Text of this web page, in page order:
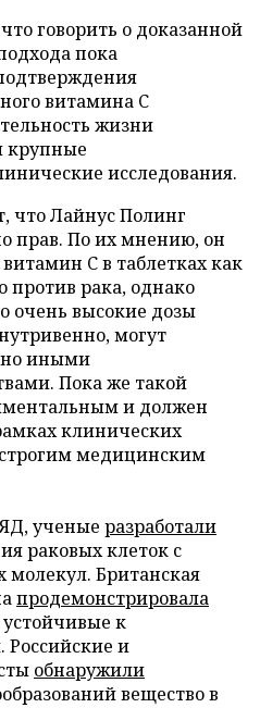
говорить о доказанной
пока
витамина C
жизни
крупные
исследования.
что Лайнус Полинг
прав. По их мнению, он
C в таблетках как
против рака, однако
очень высокие дозы
могут
иными
Пока же такой
и должен
клинических
медицинским
ученые разработали
раковых клеток с
Британская
продемонстрировала
устойчивые к
Российские и
обнаружили
вещество в